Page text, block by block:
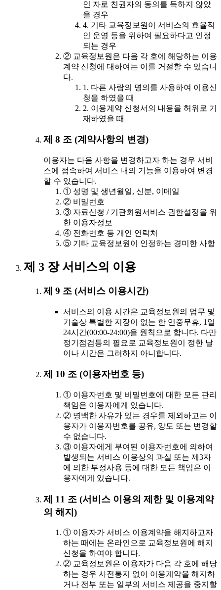
인 자로 친권자의 동의를 득하지 않았
을 경우
4. 기타 교육정보원이 서비스의 효율적
인 운영 등을 위하여 필요하다고 인정
되는 경우
② 교육정보원은 다음 각 호에 해당하는 이용
계약 신청에 대하여는 이를 거절할 수 있습니
다.
1. 다른 사람의 명의를 사용하여 이용신
청을 하였을 때
2. 이용계약 신청서의 내용을 허위로 기
재하였을 때
제 8 조 (계약사항의 변경)
이용자는 다음 사항을 변경하고자 하는 경우 서비
스에 접속하여 서비스 내의 기능을 이용하여 변경
할 수 있습니다.
① 성명 및 생년월일, 신분, 이메일
② 비밀번호
③ 자료신청 / 기관회원서비스 권한설정을 위
한 이용자정보
④ 전화번호 등 개인 연락처
⑤ 기타 교육정보원이 인정하는 경미한 사항
제 3 장 서비스의 이용
제 9 조 (서비스 이용시간)
서비스의 이용 시간은 교육정보원의 업무 및
기술상 특별한 지장이 없는 한 연중무휴, 1일
24시간(00:00-24:00)을 원칙으로 합니다. 다만
정기점검등의 필요로 교육정보원이 정한 날
이나 시간은 그러하지 아니합니다.
제 10 조 (이용자번호 등)
① 이용자번호 및 비밀번호에 대한 모든 관리
책임은 이용자에게 있습니다.
② 명백한 사유가 있는 경우를 제외하고는 이
용자가 이용자번호를 공유, 양도 또는 변경할
수 없습니다.
③ 이용자에게 부여된 이용자번호에 의하여
발생되는 서비스 이용상의 과실 또는 제3자
에 의한 부정사용 등에 대한 모든 책임은 이
용자에게 있습니다.
제 11 조 (서비스 이용의 제한 및 이용계약
의 해지)
① 이용자가 서비스 이용계약을 해지하고자
하는 때에는 온라인으로 교육정보원에 해지
신청을 하여야 합니다.
② 교육정보원은 이용자가 다음 각 호에 해당
하는 경우 사전통지 없이 이용계약을 해지하
거나 전부 또는 일부의 서비스 제공을 중지할